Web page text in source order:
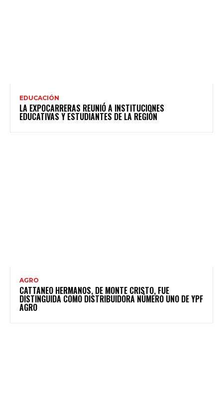
EDUCACIÓN
LA EXPOCARRERAS REUNIÓ A INSTITUCIONES
EDUCATIVAS Y ESTUDIANTES DE LA REGIÓN
AGRO
CATTANEO HERMANOS, DE MONTE CRISTO, FUE
DISTINGUIDA COMO DISTRIBUIDORA NÚMERO UNO DE YPF
AGRO